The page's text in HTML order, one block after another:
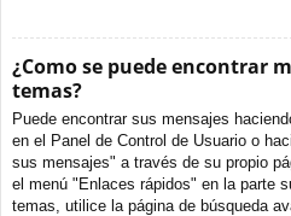
¿Como se puede encontrar
temas?
Puede encontrar sus mensajes
en el Panel de Control de Usuario o
sus mensajes" a través de su propio
el menú "Enlaces rápidos" en la parte
temas, utilice la página de búsqueda